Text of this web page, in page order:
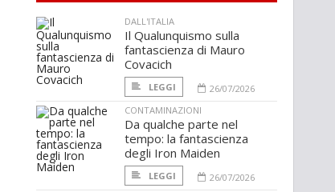
DALL'ITALIA
Il Qualunquismo sulla
fantascienza di Mauro
Covacich
LEGGI
26/07/2026
CONTAMINAZIONI
Da qualche parte nel
tempo: la fantascienza
degli Iron Maiden
LEGGI
26/07/2026